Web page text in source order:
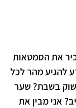
את הסמטאות
להגיע מהר לכל
בשבת? שער
אני מבין את